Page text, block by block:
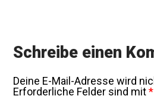
Schreibe einen
Deine E-Mail-Adresse wird
Erforderliche Felder sind mit*